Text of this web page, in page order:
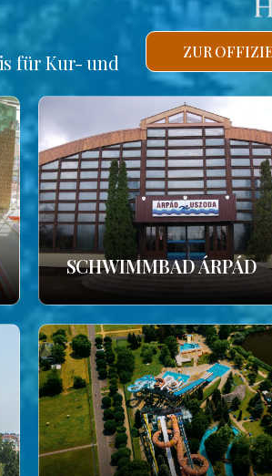
für Kur- und
ZUR
SCHWIMMBAD ÁRPÁD